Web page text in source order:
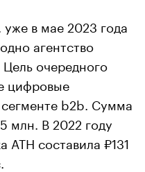
, уже в мае 2023 года
агентство
очередного
цифровые
b2b. Сумма
млн. В 2022 году
составила ₽131